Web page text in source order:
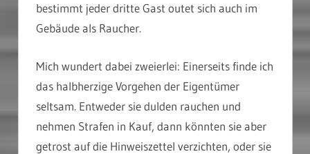
bestimmt jeder dritte Gast outet sich auch im
Gebäude als Raucher.
Mich wundert dabei zweierlei: Einerseits finde ich
das halbherzige Vorgehen der Eigentümer
seltsam. Entweder sie dulden rauchen und
nehmen Strafen in Kauf, dann könnten sie aber
getrost auf die Hinweiszettel verzichten, oder sie